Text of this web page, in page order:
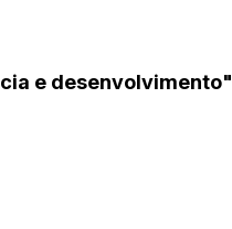
e desenvolvimento"